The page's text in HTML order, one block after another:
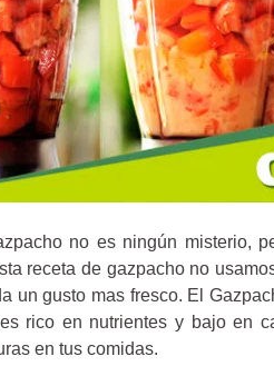
no es ningún misterio,
receta de gazpacho no
un gusto mas fresco. El
rico en nutrientes y bajo en
en tus comidas.